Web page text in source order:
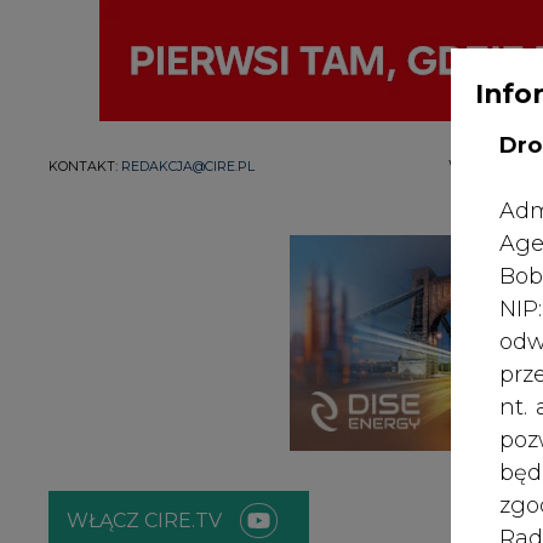
KONTAKT: REDAKCJA@CIRE.PL WYDAWCA
WŁĄCZ CIRE.TV
nt.